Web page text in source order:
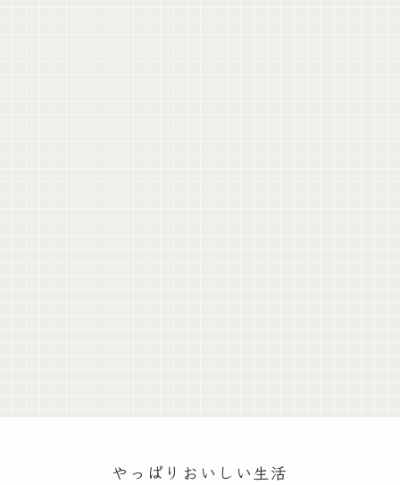
やっぱりおいしい生活